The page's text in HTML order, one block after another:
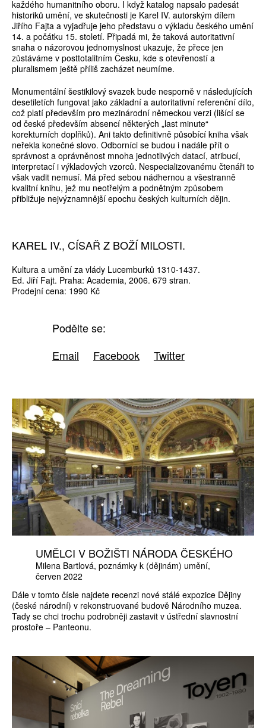
každého humanitního oboru. I když katalog napsalo padesát
historiků umění, ve skutečnosti je Karel IV. autorským dílem
Jiřího Fajta a vyjadřuje jeho představu o výkladu českého umění
14. a počátku 15. století. Připadá mi, že taková autoritativní
snaha o názorovou jednomyslnost ukazuje, že přece jen
zůstáváme v posttotalitním Česku, kde s otevřeností a
pluralismem ještě příliš zacházet neumíme.
Monumentální šestikilový svazek bude nesporně v následujících
desetiletích fungovat jako základní a autoritativní referenční dílo,
což platí především pro mezinárodní německou verzi (lišící se
od české především absencí některých „last minute“
korekturních doplňků). Ani takto definitivně působící kniha však
neřekla konečné slovo. Odborníci se budou i nadále přít o
správnost a oprávněnost mnoha jednotlivých datací, atribucí,
interpretací i výkladových vzorců. Nespecializovanému čtenáři to
však vadit nemusí. Má před sebou nádhernou a všestranně
kvalitní knihu, jež mu neotřelým a podnětným způsobem
přibližuje nejvýznamnější epochu českých kulturních dějin.
KAREL IV., CÍSAŘ Z BOŽÍ MILOSTI.
Kultura a umění za vlády Lucemburků 1310-1437.
Ed. Jiří Fajt. Praha: Academia, 2006. 679 stran.
Prodejní cena: 1990 Kč
Podělte se:
Email
Facebook Twitter
UMĚLCI V BOŽIŠTI NÁRODA ČESKÉHO
Milena Bartlová poznámky k (dějinám) umění
červen 2022
Dále v tomto čísle najdete recenzi nové stálé expozice Dějiny
(české národní) v rekonstruované budově Národního muzea.
Tady se chci trochu podrobněji zastavit v ústřední slavnostní
prostoře – Panteonu.